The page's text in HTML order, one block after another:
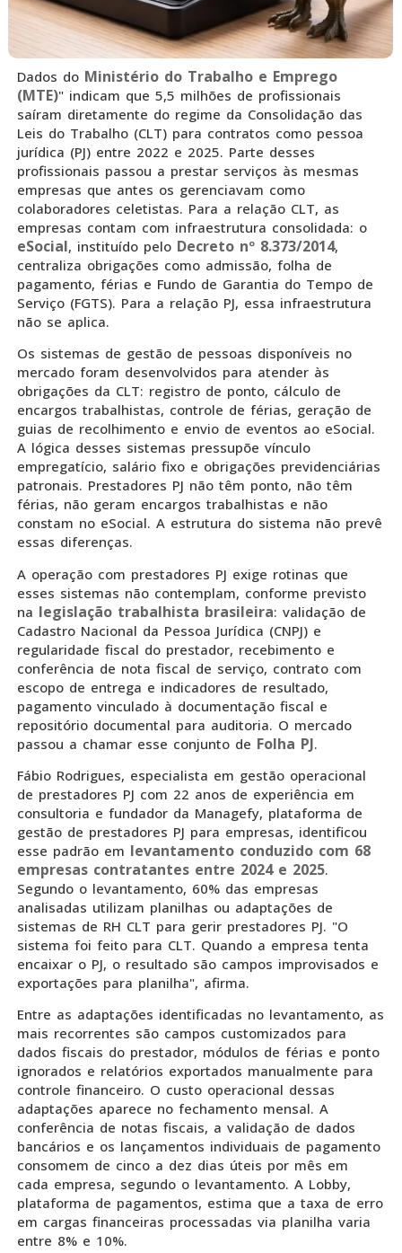
Dados do Ministério do Trabalho e Emprego
(MTE)" indicam que 5,5 milhões de profissionais
saíram diretamente do regime da Consolidação das
Leis do Trabalho (CLT) para contratos como pessoa
jurídica (PJ) entre 2022 e 2025. Parte desses
profissionais passou a prestar serviços às mesmas
empresas que antes os gerenciavam como
colaboradores celetistas. Para a relação CLT, as
empresas contam com infraestrutura consolidada: o
eSocial, instituído pelo Decreto nº 8.373/2014,
centraliza obrigações como admissão, folha de
pagamento, férias e Fundo de Garantia do Tempo de
Serviço (FGTS). Para a relação PJ, essa infraestrutura
não se aplica.
Os sistemas de gestão de pessoas disponíveis no
mercado foram desenvolvidos para atender às
obrigações da CLT: registro de ponto, cálculo de
encargos trabalhistas, controle de férias, geração de
guias de recolhimento e envio de eventos ao eSocial.
A lógica desses sistemas pressupõe vínculo
empregatício, salário fixo e obrigações previdenciárias
patronais. Prestadores PJ não têm ponto, não têm
férias, não geram encargos trabalhistas e não
constam no eSocial. A estrutura do sistema não prevê
essas diferenças.
A operação com prestadores PJ exige rotinas que
esses sistemas não contemplam, conforme previsto
na legislação trabalhista brasileira: validação de
Cadastro Nacional da Pessoa Jurídica (CNPJ) e
regularidade fiscal do prestador, recebimento e
conferência de nota fiscal de serviço, contrato com
escopo de entrega e indicadores de resultado,
pagamento vinculado à documentação fiscal e
repositório documental para auditoria. O mercado
passou a chamar esse conjunto de Folha PJ.
Fábio Rodrigues, especialista em gestão operacional
de prestadores PJ com 22 anos de experiência em
consultoria e fundador da Managefy, plataforma de
gestão de prestadores PJ para empresas, identificou
esse padrão em levantamento conduzido com 68
empresas contratantes entre 2024 e 2025.
Segundo o levantamento, 60% das empresas
analisadas utilizam planilhas ou adaptações de
sistemas de RH CLT para gerir prestadores PJ. "O
sistema foi feito para CLT. Quando a empresa tenta
encaixar o PJ, o resultado são campos improvisados e
exportações para planilha", afirma.
Entre as adaptações identificadas no levantamento, as
mais recorrentes são campos customizados para
dados fiscais do prestador, módulos de férias e ponto
ignorados e relatórios exportados manualmente para
controle financeiro. O custo operacional dessas
adaptações aparece no fechamento mensal. A
conferência de notas fiscais, a validação de dados
bancários e os lançamentos individuais de pagamento
consomem de cinco a dez dias úteis por mês em
cada empresa, segundo o levantamento. A Lobby,
plataforma de pagamentos, estima que a taxa de erro
em cargas financeiras processadas via planilha varia
entre 8% e 10%.